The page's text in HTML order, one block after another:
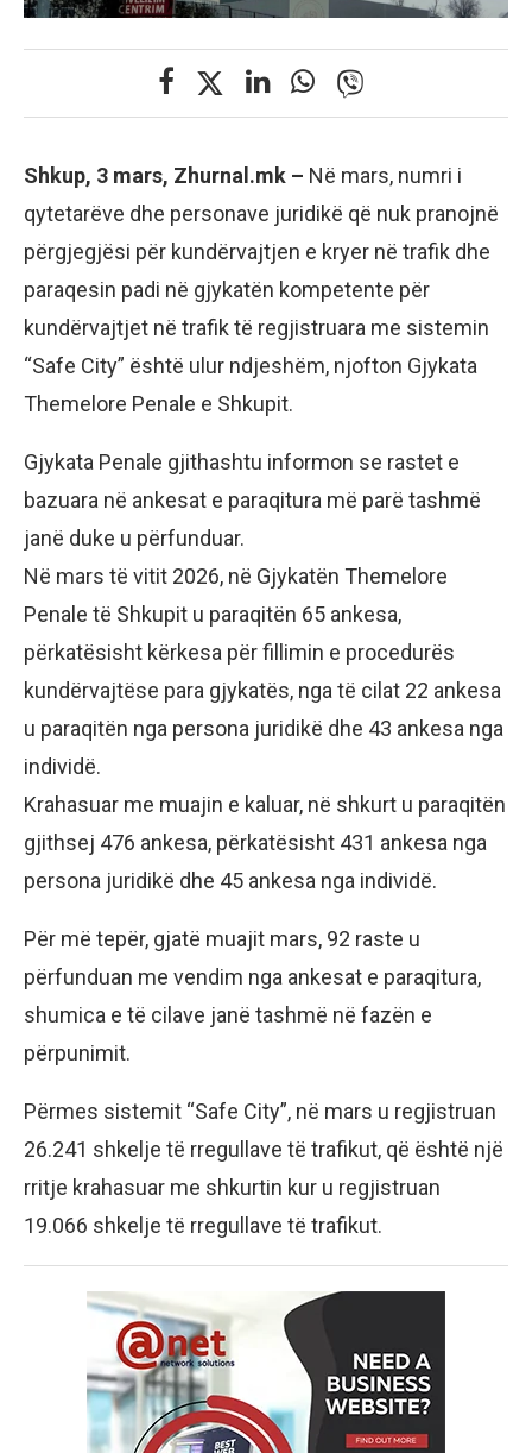
Shkup, 3 mars, Zhurnal.mk – Në mars, numri i
qytetarëve dhe personave juridikë që nuk pranojnë
përgjegjësi për kundërvajtjen e kryer në trafik dhe
paraqesin padi në gjykatën kompetente për
kundërvajtjet në trafik të regjistruara me sistemin
“Safe City” është ulur ndjeshëm, njofton Gjykata
Themelore Penale e Shkupit.
Gjykata Penale gjithashtu informon se rastet e
bazuara në ankesat e paraqitura më parë tashmë
janë duke u përfunduar.
Në mars të vitit 2026, në Gjykatën Themelore
Penale të Shkupit u paraqitën 65 ankesa,
përkatësisht kërkesa për fillimin e procedurës
kundërvajtëse para gjykatës, nga të cilat 22 ankesa
u paraqitën nga persona juridikë dhe 43 ankesa nga
individë.
Krahasuar me muajin e kaluar, në shkurt u paraqitën
gjithsej 476 ankesa, përkatësisht 431 ankesa nga
persona juridikë dhe 45 ankesa nga individë.
Për më tepër, gjatë muajit mars, 92 raste u
përfunduan me vendim nga ankesat e paraqitura,
shumica e të cilave janë tashmë në fazën e
përpunimit.
Përmes sistemit “Safe City”, në mars u regjistruan
26.241 shkelje të rregullave të trafikut, që është një
rritje krahasuar me shkurtin kur u regjistruan
19.066 shkelje të rregullave të trafikut.